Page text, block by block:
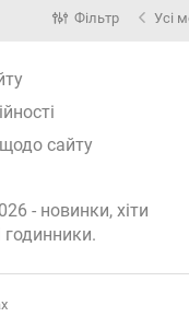
Фільтр Усі
сайту
- новинки, хіти
годинники.